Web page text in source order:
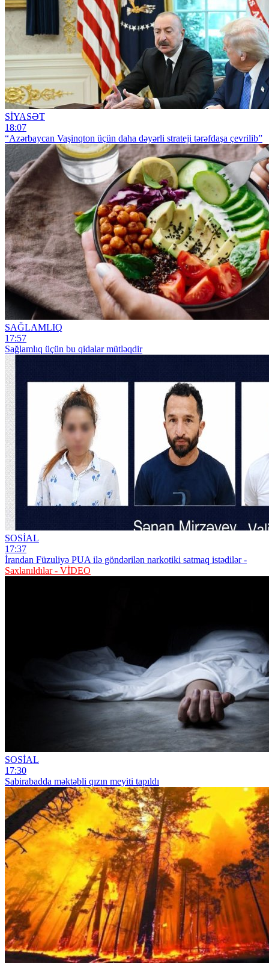
SİYASƏT
18:07
“Azərbaycan Vaşinqton üçün daha dəyərli strateji tərəfdaşa çevrilib”
SAĞLAMLIQ
17:57
Sağlamlıq üçün bu qidalar mütləqdir
SOSİAL
17:37
İrandan Füzuliyə PUA ilə göndərilən narkotiki satmaq istədilər -
Saxlanıldılar - VİDEO
SOSİAL
17:30
Sabirabadda məktəbli qızın meyiti tapıldı